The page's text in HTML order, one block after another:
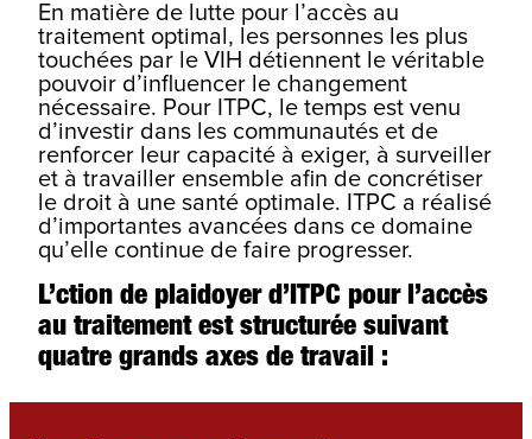
En matière de lutte pour l’accès au
traitement optimal, les personnes les plus
touchées par le VIH détiennent le véritable
pouvoir d’influencer le changement
nécessaire. Pour ITPC, le temps est venu
d’investir dans les communautés et de
renforcer leur capacité à exiger, à surveiller
et à travailler ensemble afin de concrétiser
le droit à une santé optimale. ITPC a réalisé
d’importantes avancées dans ce domaine
qu’elle continue de faire progresser.
L’ction de plaidoyer d’ITPC pour l’accès
au traitement est structurée suivant
quatre grands axes de travail :